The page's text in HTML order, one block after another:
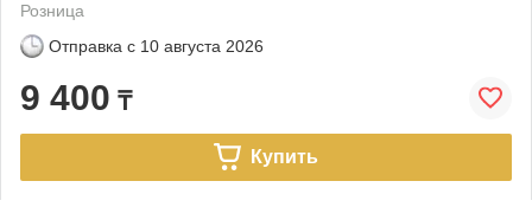
Розница
Отправка с 10 августа 2026
9 400 ₸
Купить